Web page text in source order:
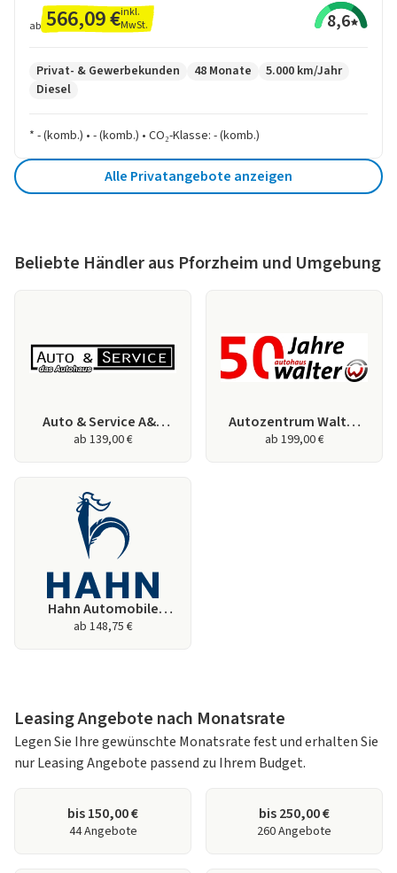
ab 566,09 €inkl.
MwSt.
8,6
Privat- & Gewerbekunden 48 Monate
5.000 km/Jahr
Diesel
* - (komb.) • - (komb.) • CO₂-Klasse: - (komb.)
Alle Privatangebote anzeigen
Beliebte Händler aus Pforzheim und Umgebung
Auto & Service A&S
GmbH & Co. KG
ab 139,00 €
Autozentrum Walter
GmbH & Co KG
ab 199,00 €
Hahn Automobile
GmbH
ab 148,75 €
Leasing Angebote nach Monatsrate
Legen Sie Ihre gewünschte Monatsrate fest und erhalten Sie
nur Leasing Angebote passend zu Ihrem Budget.
bis 150,00 €
44 Angebote
bis 250,00 €
260 Angebote